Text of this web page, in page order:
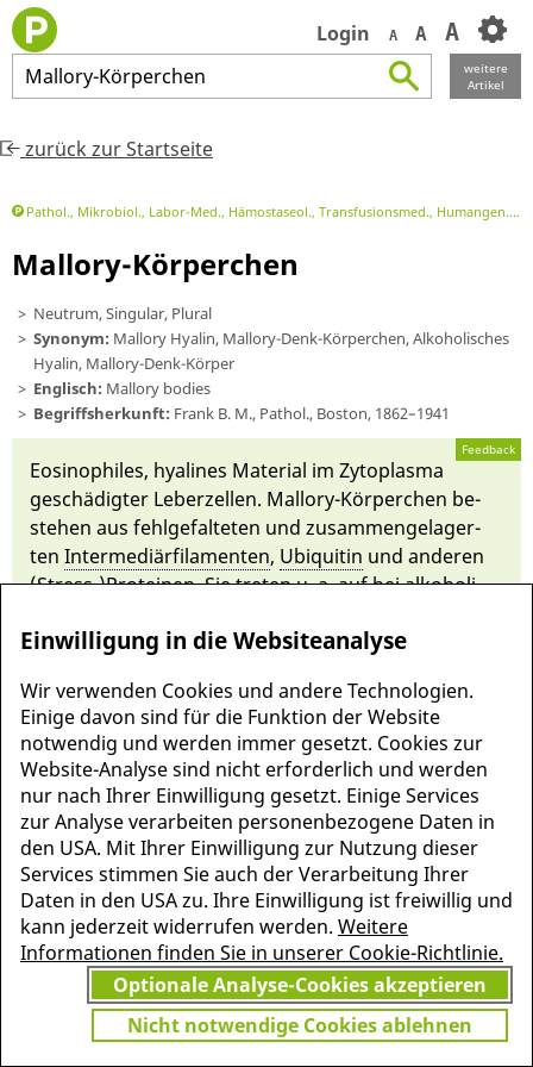
Login A A A
Mallory-Körperchen
weitere
Artikel
zurück zur Startseite
Pathol., Mikrobiol., Labor-Med., Hämostaseol., Transfusionsmed., Humangen.
Mallory-Körperchen
Neutrum, Singular, Plural
Synonym: Mallory Hyalin, Mallory-Denk-Körperchen, Alkoholisches
Hyalin, Mallory-Denk-Körper
Englisch: Mallory bodies
Begriffsherkunft: Frank B. M., Pathol., Boston, 1862–1941
Feedback
Eosinophiles, hyalines Materi­al im Zytoplasma
ge­schädig­ter Le­berzellen. Mallo­ry-Kör­per­chen be­
stehen aus fehl­ge­fal­te­ten und zu­sammengelager­
ten In­ter­mediär­fi­lamenten, Ubiquitin und an­deren
(Stress-)Pro­te­inen. Sie treten u. a. auf bei alkoholi­
primär biliä­rer Cholangi­tis,Mor­bus Wil­son
MEHR INFORMATIONEN
ZU PSCHYREMBEL
JETZT
GRATIS TESTEN
Einwilligung in die Websiteanalyse
Wir verwenden Cookies und andere Technologien.
Einige davon sind für die Funktion der Website
notwendig und werden immer gesetzt. Cookies zur
Website-Analyse sind nicht erforderlich und werden
nur nach Ihrer Einwilligung gesetzt. Einige Services
zur Analyse verarbeiten personenbezogene Daten in
den USA. Mit Ihrer Einwilligung zur Nutzung dieser
Services stimmen Sie auch der Verarbeitung Ihrer
Daten in den USA zu. Ihre Einwilligung ist freiwillig und
kann jederzeit widerrufen werden. Weitere
Informationen finden Sie in unserer Cookie-Richtlinie.
Optionale Analyse-Cookies akzeptieren
Nicht notwendige Cookies ablehnen